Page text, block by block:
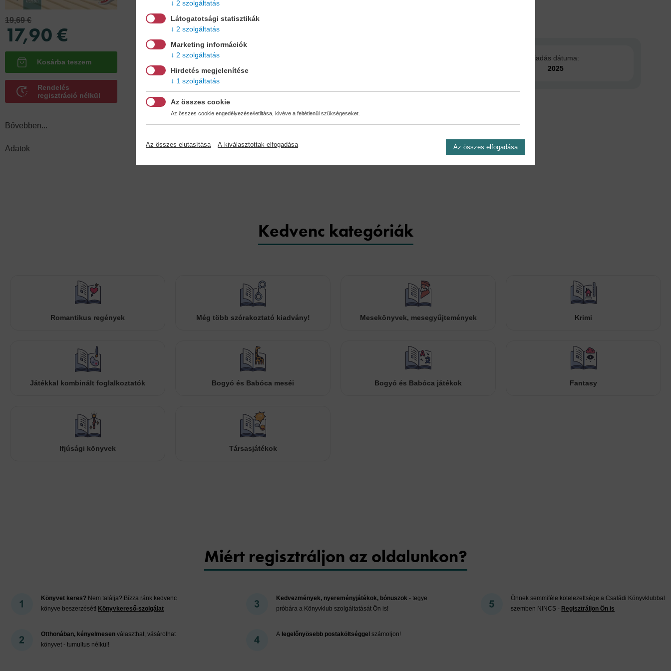
19,69 €
17,90 €
Rendelés
regisztráció nélkül
Bővebben...
Adatok
Adatok
Kötésmód:
puha kötés
Kiadás dátuma:
2025
Kedvenc kategóriák
Romantikus regények Még több szórakoztató kiadvány! Mesekönyvek, mesegyűjtemények Krimi
Játékkal kombinált foglalkoztatók Bogyó és Babóca meséi Bogyó és Babóca játékok Fantasy
Ifjúsági könyvek Társasjátékok
Miért regisztráljon az oldalunkon?
Könyvet keres? Nem találja? Bízza ránk kedvenc
könyve beszerzését! Könyvkereső-szolgálat
Otthonában, kényelmesen választhat, vásárolhat
könyvet - tumultus nélkül!
Kedvezmények, nyereményjátékok, bónuszok- tegye
próbára a Könyvklub szolgáltatását Ön is!
A legelőnyösebb postaköltséggel számoljon!
Önnek semmiféle kötelezettsége a Családi Könyvklubbal
szemben NINCS - Regisztráljon Ön is
2 szolgáltatás
Látogatotsági statisztikák
2 szolgáltatás
Marketing információk
2 szolgáltatás
Hirdetés megjelenítése
1 szolgáltatás
Az összes cookie
Az összes cookie engedélyezése/letiltása, kivéve a feltétlenül szükségeseket.
Az összes elutasítása A kiválasztottak elfogadása Az összes elfogadása